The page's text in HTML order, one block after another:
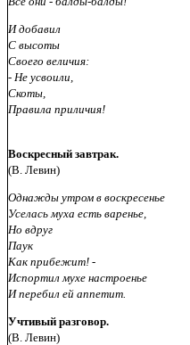
И добавил
С высоты
Своего величия:
- Не усвоили,
Скоты,
Правила приличия!
Воскресный завтрак.
(В. Левин)
Однажды утром в воскресенье
Уселась муха есть варенье,
Но вдруг
Паук
Как прибежит! -
Испортил мухе настроенье
И перебил ей аппетит.
Учтивый разговор.
(В. Левин)